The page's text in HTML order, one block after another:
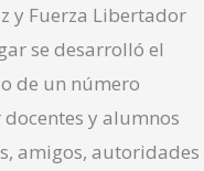
y Fuerza Libertador
se desarrolló el
de un número
y alumnos
amigos, autoridades